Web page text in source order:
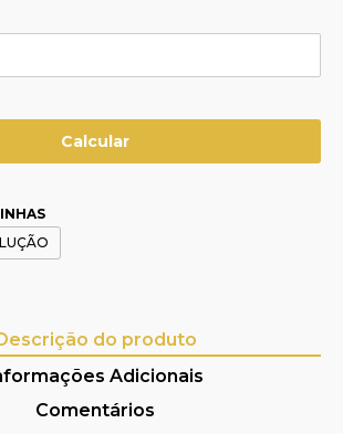
do produto
Adicionais
Comentários